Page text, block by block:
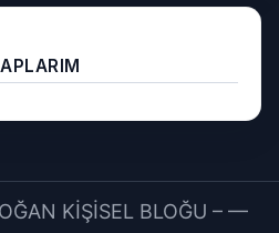
KİŞİSEL BLOĞU – —